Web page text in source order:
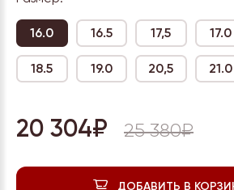
16.0 16.5 17,5 17.0
18.5 19.0 20,5 21.0
20 304₽ 25 380₽